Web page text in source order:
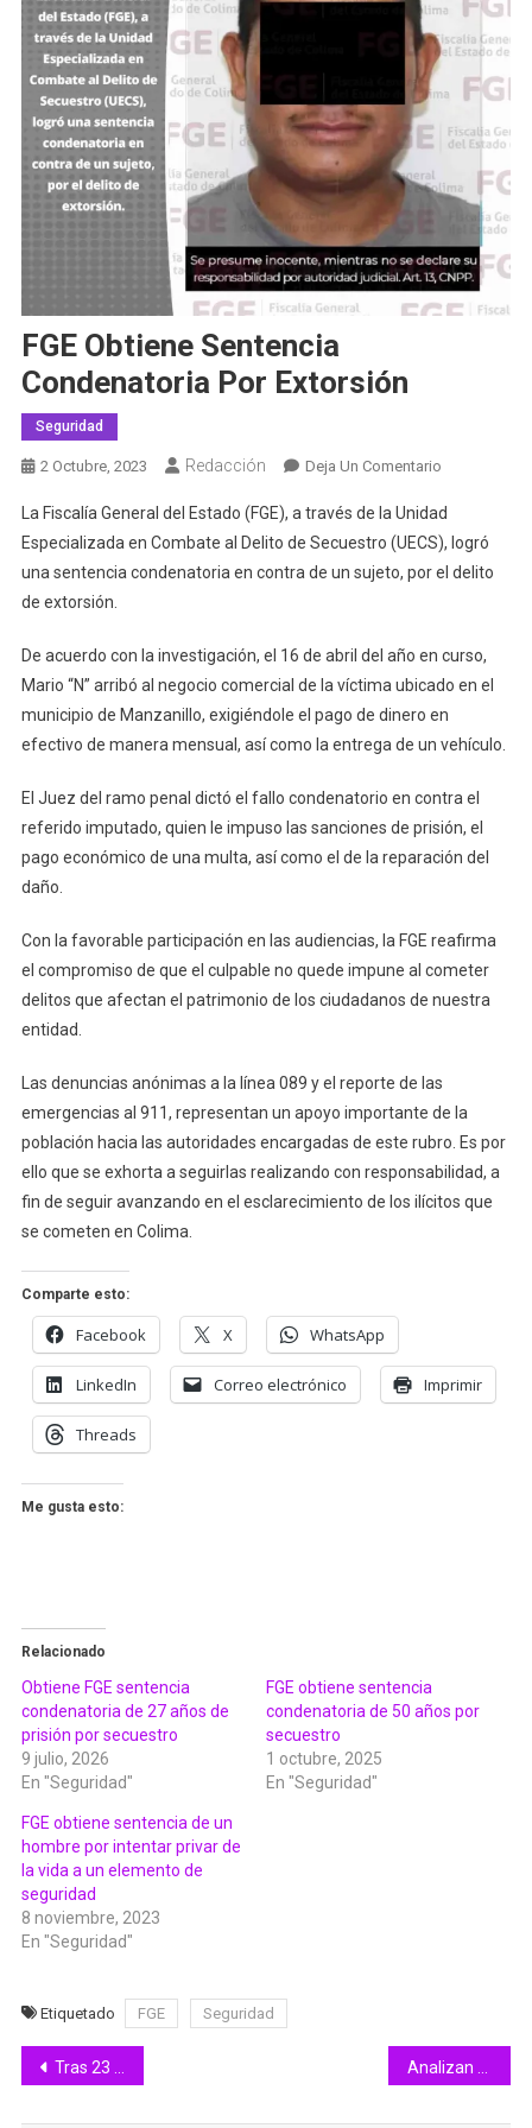
FGE Obtiene Sentencia
Condenatoria Por Extorsión
Seguridad
2 Octubre, 2023 Redacción Deja Un ComentarioEn
Obtiene
Sentencia
Condenatoria
La Fiscalía General del Estado (FGE), a través de la Unidad
Especializada en Combate al Delito de Secuestro (UECS), logró
una sentencia condenatoria en contra de un sujeto, por el delito
de extorsión.
De acuerdo con la investigación, el 16 de abril del año en curso,
Mario “N” arribó al negocio comercial de la víctima ubicado en el
municipio de Manzanillo, exigiéndole el pago de dinero en
efectivo de manera mensual, así como la entrega de un vehículo.
El Juez del ramo penal dictó el fallo condenatorio en contra el
referido imputado, quien le impuso las sanciones de prisión, el
pago económico de una multa, así como el de la reparación del
daño.
Con la favorable participación en las audiencias, la FGE reafirma
el compromiso de que el culpable no quede impune al cometer
delitos que afectan el patrimonio de los ciudadanos de nuestra
entidad.
Las denuncias anónimas a la línea 089 y el reporte de las
emergencias al 911, representan un apoyo importante de la
población hacia las autoridades encargadas de este rubro. Es por
ello que se exhorta a seguirlas realizando con responsabilidad, a
fin de seguir avanzando en el esclarecimiento de los ilícitos que
se cometen en Colima.
Comparte esto:
Facebook X WhatsApp
LinkedIn Correo electrónico Imprimir
Threads
Me gusta esto:
Relacionado
Obtiene FGE sentencia
condenatoria de 27 años de
prisión por secuestro
9 julio, 2026
En "Seguridad"
FGE obtiene sentencia
condenatoria de 50 años por
secuestro
1 octubre, 2025
En "Seguridad"
FGE obtiene sentencia de un
hombre por intentar privar de
la vida a un elemento de
seguridad
8 noviembre, 2023
En "Seguridad"
Etiquetado FGE Seguridad
Navegación
de
Tras 23 años, primaria en Villa de Álvarez recibe mobiliario nuevo por la Gobernadora